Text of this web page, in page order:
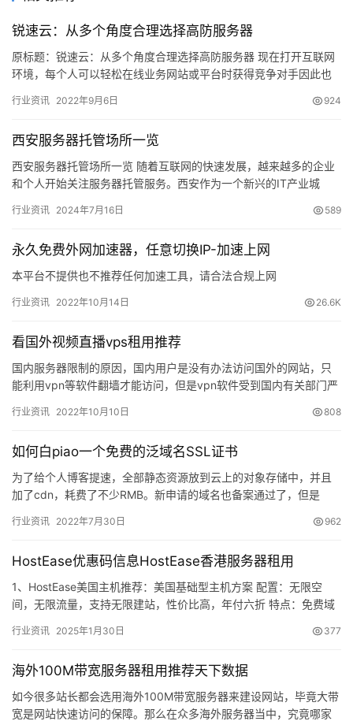
锐速云：从多个角度合理选择高防服务器
原标题：锐速云：从多个角度合理选择高防服务器 现在打开互联网
环境，每个人可以轻松在线业务网站或平台时获得竞争对手因此也
行业资讯 2022年9月6日 924
西安服务器托管场所一览
西安服务器托管场所一览 随着互联网的快速发展，越来越多的企业
和个人开始关注服务器托管服务。西安作为一个新兴的IT产业城
优质…
行业资讯 2024年7月16日 589
永久免费外网加速器，任意切换IP-加速上网
本平台不提供也不推荐任何加速工具，请合法合规上网
行业资讯 2022年10月14日 26.6K
看国外视频直播vps租用推荐
国内服务器限制的原因，国内用户是没有办法访问国外的网站，只
能利用vpn等软件翻墙才能访问，但是vpn软件受到国内有关部门严
行业资讯 2022年10月10日 808
如何白piao一个免费的泛域名SSL证书
为了给个人博客提速，全部静态资源放到云上的对象存储中，并且
加了cdn，耗费了不少RMB。新申请的域名也备案通过了，但是
行业资讯 2022年7月30日 962
HostEase优惠码信息HostEase香港服务器租用
1、HostEase美国主机推荐：美国基础型主机方案 配置：无限空
间，无限流量，支持无限建站，性价比高，年付六折 特点：免费域
行业资讯 2025年1月30日 377
海外100M带宽服务器租用推荐天下数据
如今很多站长都会选用海外100M带宽服务器来建设网站，毕竟大带
宽是网站快速访问的保障。那么在众多海外服务器当中，究竟哪家